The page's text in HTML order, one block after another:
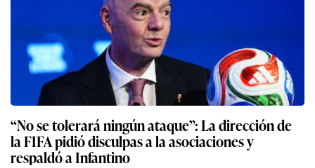
“No se tolerará ningún ataque”: La dirección de
la FIFA pidió disculpas a la asociaciones y
respaldó a Infantino